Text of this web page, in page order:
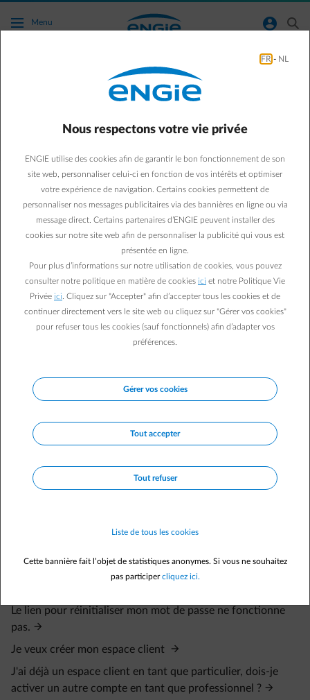
Accéder au contenu principal
Menu normal-account-circle search
Le lien pour activer mon compte ne
réeffectuer l'enregistrement. Ensuite, vous recevrez un nouvel e-
mail de confirmation.
Activer votre compte
Questions fréquemment posées
Où puis-je trouver mon code d'activation et mon numéro
de client ?
J'ai oublié mon mot de passe.
J'ai changé d'adresse e-mail. Mon identifiant change-t-il
Je veux modifier mes données de connexion à mon espace
J'ai oublié mon identifiant.
Je veux modifier l'adresse e-mail que j'utilise comme
Je n'ai pas reçu l'e-mail pour réinitialiser mon mot de passe.
Le lien pour réinitialiser mon mot de passe ne fonctionne
pas.
Je veux créer mon espace client
J'ai déjà un espace client en tant que particulier, dois-je
activer un autre compte en tant que professionnel ?
FR - NL
Nous respectons votre vie privée
ENGIE utilise des cookies afin de garantir le bon fonctionnement de son
site web, personnaliser celui-ci en fonction de vos intérêts et optimiser
votre expérience de navigation. Certains cookies permettent de
personnaliser nos messages publicitaires via des bannières en ligne ou via
message direct. Certains partenaires d’ENGIE peuvent installer des
cookies sur notre site web afin de personnaliser la publicité qui vous est
présentée en ligne.
Pour plus d’informations sur notre utilisation de cookies, vous pouvez
consulter notre politique en matière de cookies ici et notre Politique Vie
Privée ici . Cliquez sur "Accepter" afin d’accepter tous les cookies et de
continuer directement vers le site web ou cliquez sur "Gérer vos cookies"
pour refuser tous les cookies (sauf fonctionnels) afin d’adapter vos
préférences.
Gérer vos cookies
Tout accepter
Tout refuser
Liste de tous les cookies
Cette bannière fait l’objet de statistiques anonymes. Si vous ne souhaitez
pas participercliquez ici.